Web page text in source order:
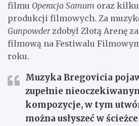
filmu Operacja Samum oraz
produkcji filmowych. Za
Gunpowderzdobył Złotą Arenę
filmową na Festiwalu
roku.
Muzyka Bregovicia
zupełnie
kompozycje, w tym
można usłyszeć w